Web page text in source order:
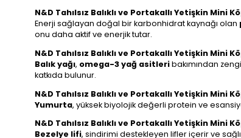
N&D Tahılsız Balıklı ve Portakallı Yetişkin Mini
Enerji sağlayan doğal bir karbonhidrat kaynağı olan
onu daha aktif ve enerjik tutar.
N&D Tahılsız Balıklı ve Portakallı Yetişkin Mini
Balık yağı, omega-3 yağ asitleribakımından
katkıda bulunur.
N&D Tahılsız Balıklı ve Portakallı Yetişkin Mini
Yumurta, yüksek biyolojik değerli protein ve
N&D Tahılsız Balıklı ve Portakallı Yetişkin Mini
Bezelye lifi, sindirimi destekleyen lifler içerir ve